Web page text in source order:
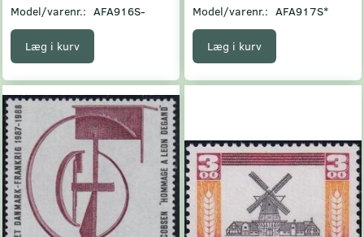
Model/varenr.: AFA916S-
Læg i kurv
Model/varenr.: AFA917S*
Læg i kurv